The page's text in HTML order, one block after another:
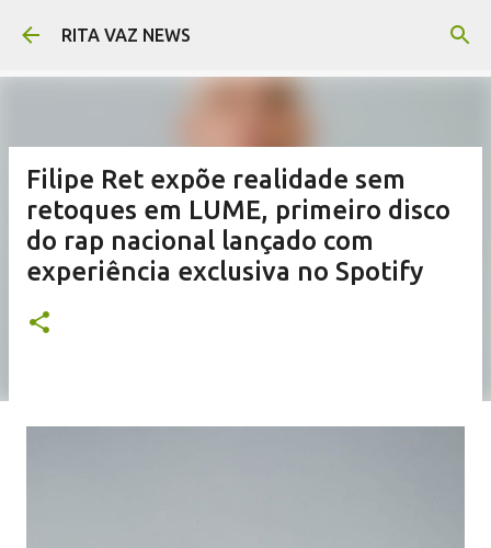
Pular para o conteúdo principal
RITA VAZ NEWS
Filipe Ret expõe realidade sem
retoques em LUME, primeiro disco
do rap nacional lançado com
experiência exclusiva no Spotify